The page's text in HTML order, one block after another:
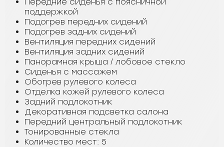
поддержкой
Подогрев передних сидений
Подогрев задних сидений
Вентиляция передних сидений
Вентиляция задних сидений
Панорамная крыша / лобовое стекло
Сиденья с массажем
Обогрев рулевого колеса
Отделка кожей рулевого колеса
Задний подлокотник
Декоративная подсветка салона
Передний центральный подлокотник
Тонированные стекла
Количество мест: 5